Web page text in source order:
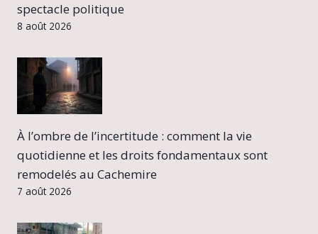
spectacle politique
8 août 2026
À l’ombre de l’incertitude : comment la vie
quotidienne et les droits fondamentaux sont
remodelés au Cachemire
7 août 2026